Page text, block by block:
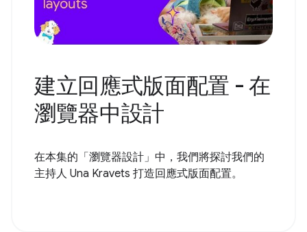
建立回應式版面配置 - 在
瀏覽器中設計
在本集的「瀏覽器設計」中，我們將探討我們的
主持人 Una Kravets 打造回應式版面配置。